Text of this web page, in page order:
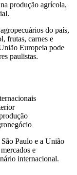
produção agrícola,
do país,
frutas, carnes e
Europeia pode
paulistas.
Paulo e a União
e
internacional.